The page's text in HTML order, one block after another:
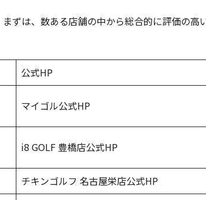
ずは、数ある店舗の中から総合的に評価の高
公式HP
マイゴル公式HP
i8 GOLF 豊橋店公式HP
チキンゴルフ 名古屋栄店公式HP